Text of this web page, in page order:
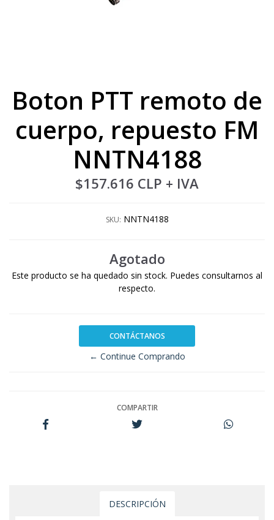
Boton PTT remoto de
cuerpo, repuesto FM
NNTN4188
$157.616 CLP + IVA
SKU: NNTN4188
Agotado
Este producto se ha quedado sin stock. Puedes consultarnos al
respecto.
CONTÁCTANOS
← Continue Comprando
COMPARTIR
DESCRIPCIÓN